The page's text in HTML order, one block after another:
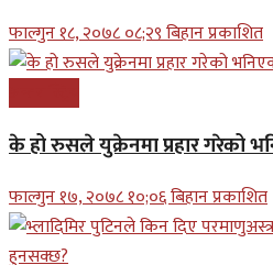
फाल्गुन १८, २०७८ ०८;२९ बिहान प्रकाशित
के हो रुसले युक्रेनमा प्रहार गरेको
फाल्गुन १७, २०७८ १०;०६ बिहान प्रकाशित